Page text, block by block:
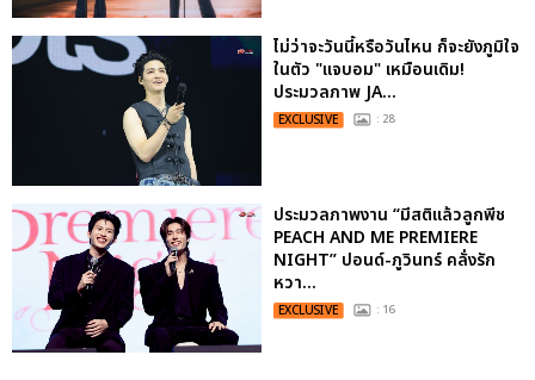
ไม่ว่าจะวันนี้หรือวันไหน ก็จะยังภูมิใจ
ในตัว "แจบอม" เหมือนเดิม!
ประมวลภาพ JA...
EXCLUSIVE : 28
ประมวลภาพงาน “มีสติแล้วลูกพีช
PEACH AND ME PREMIERE
NIGHT” ปอนด์-ภูวินทร์ คลั่งรัก
หวา...
EXCLUSIVE : 16